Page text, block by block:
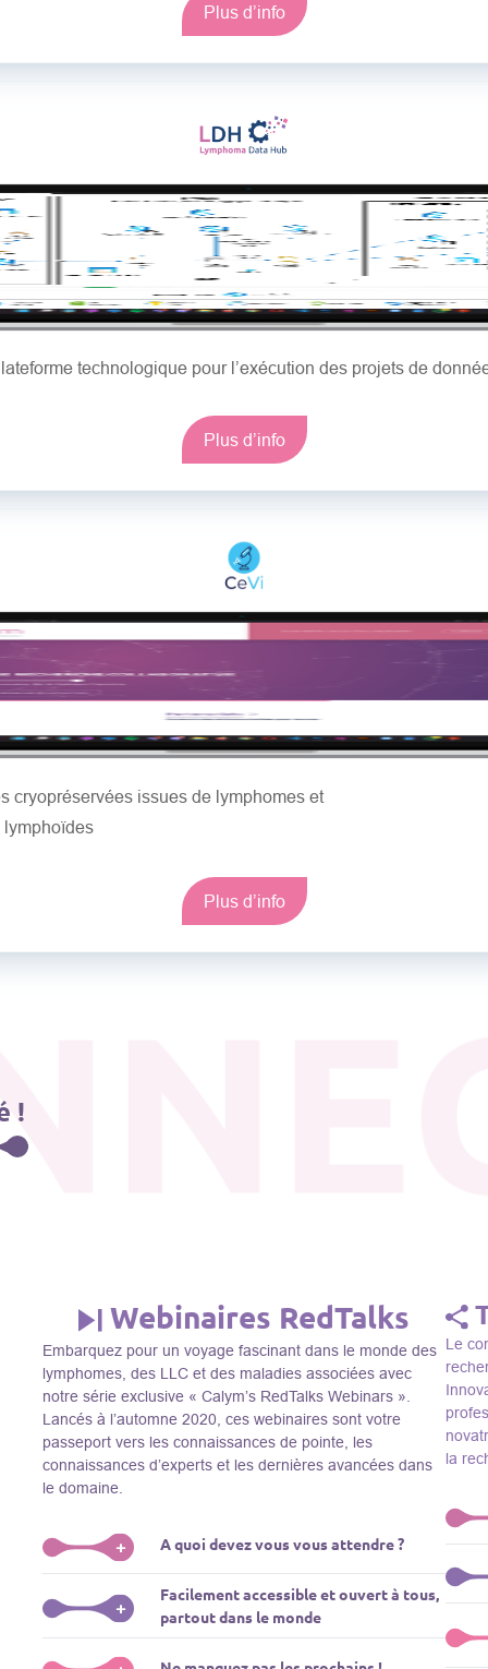
Plus d’info
technologique pour l’exécution des projets de
Plus d’info
cryopréservées issues de lymphomes et
lymphoïdes
Plus d’info
!
Webinaires RedTalks
Embarquez pour un voyage fascinant dans le monde des
lymphomes, des LLC et des maladies associées avec
notre série exclusive « Calym’s RedTalks Webinars ».
Lancés à l’automne 2020, ces webinaires sont votre
passeport vers les connaissances de pointe, les
connaissances d’experts et les dernières avancées dans
le domaine.
+ A quoi devez vous vous attendre ?
Plongez-vous dans un monde de l’éducation que nous
apportons des experts de renom comme L. Pasqualucci,
+
Facilement accessible et ouvert à tous,
partout dans le monde
Le
la
Le
dans
Le